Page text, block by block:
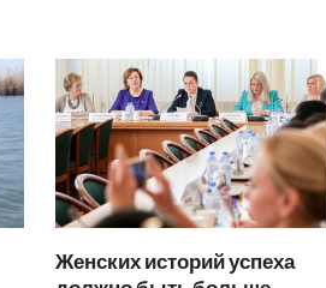
Женских историй успеха